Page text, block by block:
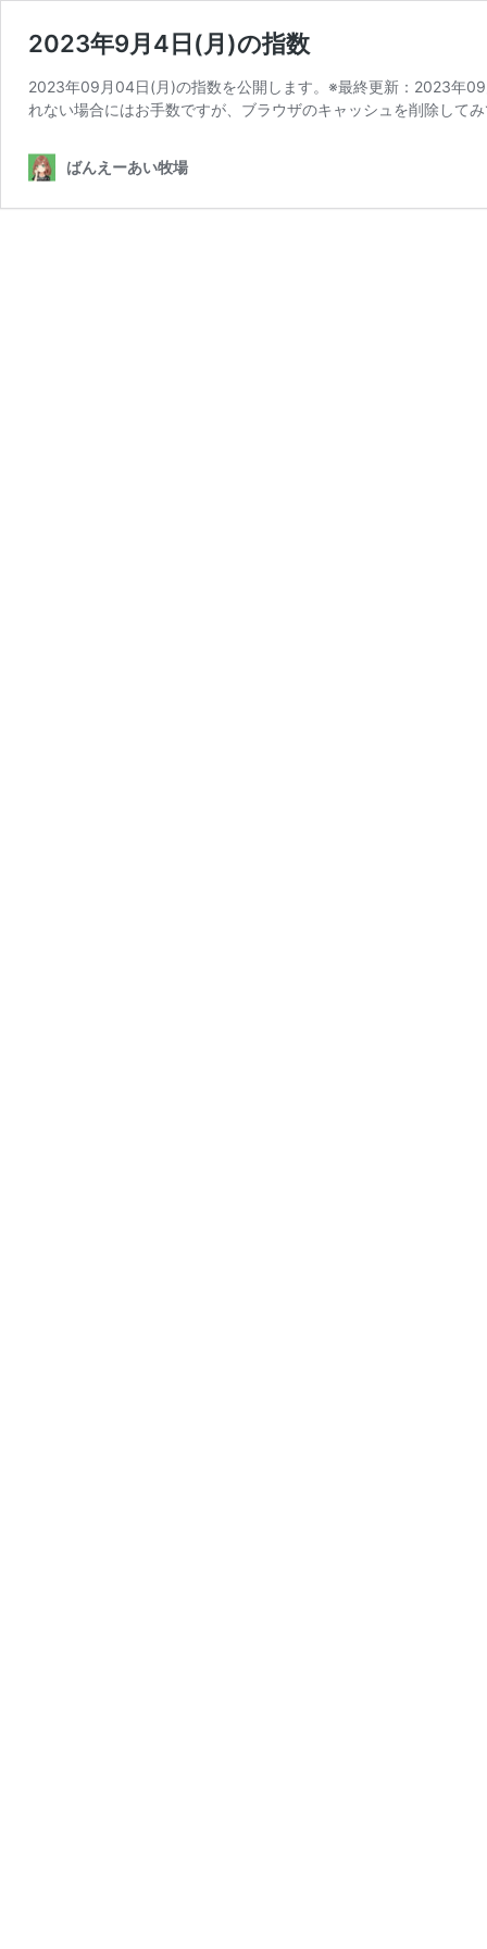
2023年9月4日(月)の指数
2023年09月04日(月)の指数を公開します。※最終更新：2023年
れない場合にはお手数ですが、ブラウザのキャッシュを削除して
ばんえーあい牧場